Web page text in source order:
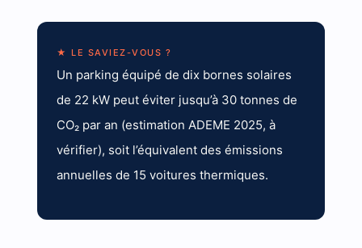
★ LE SAVIEZ-VOUS ?
Un parking équipé de dix bornes solaires
de 22 kW peut éviter jusqu’à 30 tonnes de
CO₂ par an (estimation ADEME 2025, à
vérifier), soit l’équivalent des émissions
annuelles de 15 voitures thermiques.